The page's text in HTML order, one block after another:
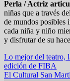
Perla / Actriz
niñas que a través
de mundos posibles
cada niña y niño
y disfrutar de su
Navegación
de
Lo mejor del teatro,
edición de FIBA
El Cultural San